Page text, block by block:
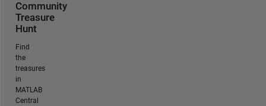
Community
Treasure
Hunt
Find
the
treasures
in
MATLAB
Central